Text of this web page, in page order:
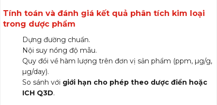
Tính toán và đánh giá kết quả phân tích kim loại
trong dược phẩm
Dựng đường chuẩn.
Nội suy nồng độ mẫu.
Quy đổi về hàm lượng trên đơn vị sản phẩm (ppm, µg/g,
µg/day).
So sánh với giới hạn cho phép theo dược điển hoặc
ICH Q3D.